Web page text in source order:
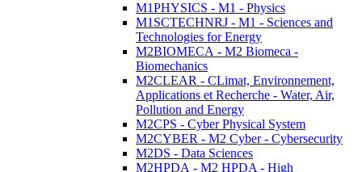
M1PHYSICS - M1 - Physics
M1SCTECHNRJ - M1 - Sciences and
Technologies for Energy
M2BIOMECA - M2 Biomeca -
Biomechanics
M2CLEAR - CLimat, Environnement,
Applications et Recherche - Water, Air,
Pollution and Energy
M2CPS - Cyber Physical System
M2CYBER - M2 Cyber - Cybersecurity
M2DS - Data Sciences
M2HPDA - M2 HPDA - High